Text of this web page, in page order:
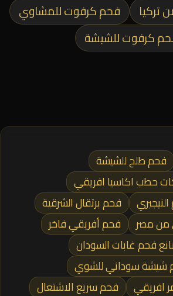
فحم كرفوت للمشاوي
كرفوت للشيشة
فحم طلح للشيشة
حطب اكاسيا افريقي
فحم برتقال الشرقية
من مصر
فحم أفريقي فاخر
فحم غابات السودان
شيشة سوداني للشوي
افريقي
فحم سريع الاشتعال